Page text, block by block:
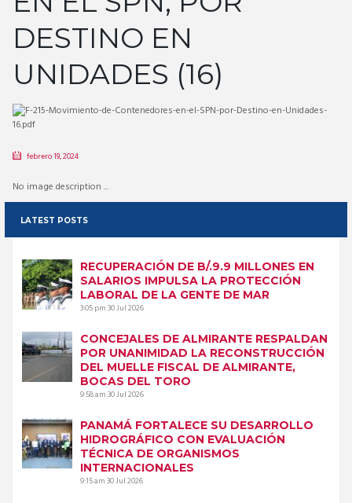
DESTINO EN
UNIDADES (16)
febrero 19, 2024
No image description ...
LATEST POSTS
RECUPERACIÓN DE B/.9.9 MILLONES EN
SALARIOS IMPULSA LA PROTECCIÓN
LABORAL DE LA GENTE DE MAR
3:05 pm30 Jul 2026
CONCEJALES DE ALMIRANTE RESPALDAN
POR UNANIMIDAD LA RECONSTRUCCIÓN
DEL MUELLE FISCAL DE ALMIRANTE,
BOCAS DEL TORO
9:58 am30 Jul 2026
PANAMÁ FORTALECE SU DESARROLLO
HIDROGRÁFICO CON EVALUACIÓN
TÉCNICA DE ORGANISMOS
INTERNACIONALES
9:15 am30 Jul 2026